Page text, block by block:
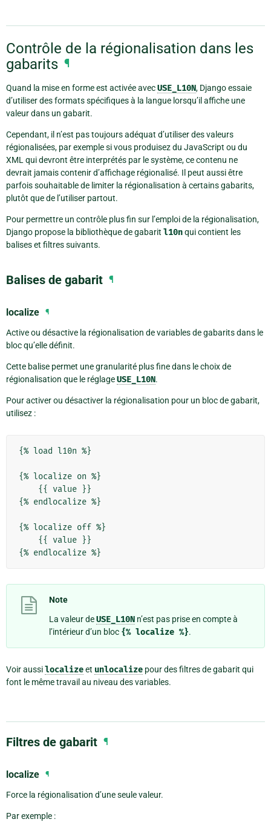
Contrôle de la régionalisation dans les
gabarits ¶
Quand la mise en forme est activée avecUSE_L10N, Django essaie
d’utiliser des formats spécifiques à la langue lorsqu’il affiche une
valeur dans un gabarit.
Cependant, il n’est pas toujours adéquat d’utiliser des valeurs
régionalisées, par exemple si vous produisez du JavaScript ou du
XML qui devront être interprétés par le système, ce contenu ne
devrait jamais contenir d’affichage régionalisé. Il peut aussi être
parfois souhaitable de limiter la régionalisation à certains gabarits,
plutôt que de l’utiliser partout.
Pour permettre un contrôle plus fin sur l’emploi de la régionalisation,
Django propose la bibliothèque de gabarit l10nqui contient les
balises et filtres suivants.
Balises de gabarit ¶
localize ¶
Active ou désactive la régionalisation de variables de gabarits dans le
bloc qu’elle définit.
Cette balise permet une granularité plus fine dans le choix de
régionalisation que le réglageUSE_L10N.
Pour activer ou désactiver la régionalisation pour un bloc de gabarit,
utilisez :
{% load l10n %}
{% localize on %}
{% endlocalize %}
{% localize off %}
Note
La valeur deUSE_L10N n’est pas prise en compte à
l’intérieur d’un bloc {% localize %}.
Voir aussilocalizeet unlocalize pour des filtres de gabarit qui
font le même travail au niveau des variables.
Filtres de gabarit ¶
localize ¶
Force la régionalisation d’une seule valeur.
Par exemple :